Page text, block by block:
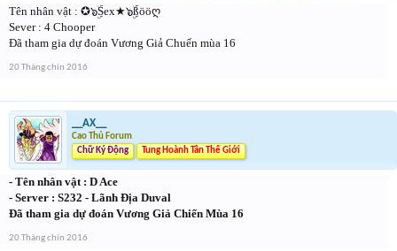
Tên nhân vật : ✪๖ۣۜSex★๖ۣۜßööღ
Sever : 4 Chooper
Đã tham gia dự đoán Vương Giả Chuến mùa 16
20 Tháng chín 2016
__AX__
Cao Thủ Forum
Chữ Ký Động
Tung Hoành Tân Thế Giới
- Tên nhân vật : D Ace
- Server : S232 - Lãnh Địa Duval
Đã tham gia dự đoán Vương Giả Chiến Mùa 16
20 Tháng chín 2016